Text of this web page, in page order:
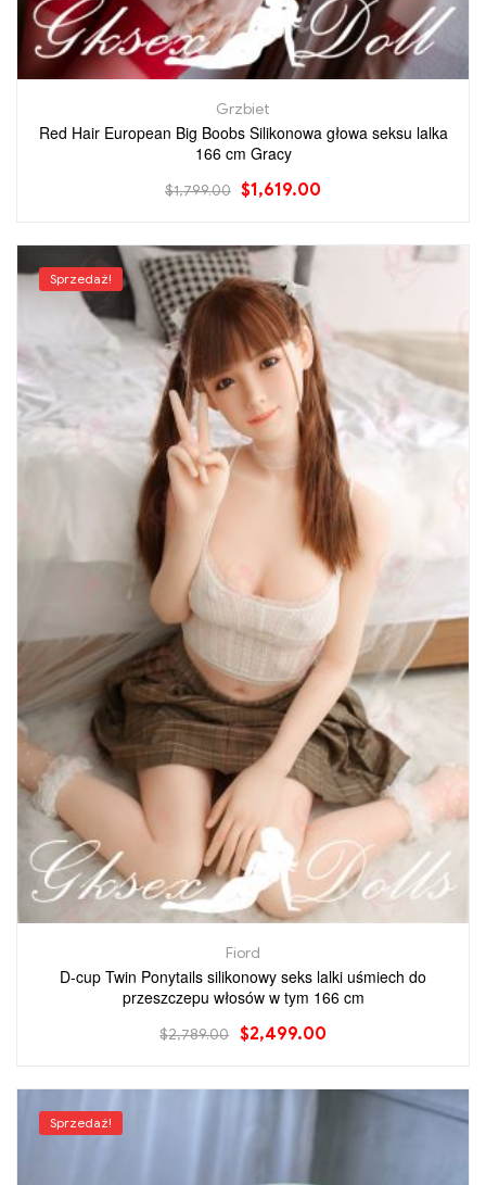
Grzbiet
Red Hair European Big Boobs Silikonowa głowa seksu lalka
166 cm Gracy
$1,799.00 $1,619.00
Sprzedaż!
Fiord
D-cup Twin Ponytails silikonowy seks lalki uśmiech do
przeszczepu włosów w tym 166 cm
$2,789.00 $2,499.00
Sprzedaż!